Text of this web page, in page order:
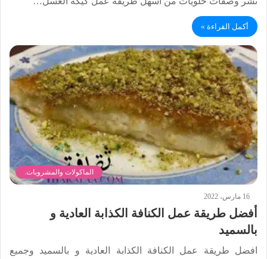
أكمل القراءة »
الماكولات والمشروبات.
16 مارس، 2022
أفضل طريقة عمل الكنافة الكذابة العادية و
بالسميد
افضل طريقة عمل الكنافة الكذابة العادية و بالسميد وجميع